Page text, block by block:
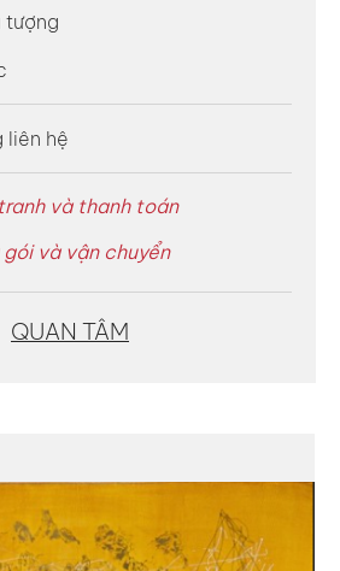
tượng
liên hệ
và thanh toán
và vận chuyển
QUAN TÂM